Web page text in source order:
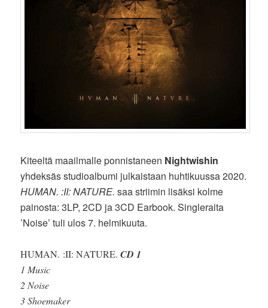
Kiteeltä maailmalle ponnistaneen Nightwishin
yhdeksäs studioalbumi julkaistaan huhtikuussa 2020.
HUMAN. :II: NATURE.saa striimin lisäksi kolme
painosta: 3LP, 2CD ja 3CD Earbook. Singleraita
’Noise’ tuli ulos 7. helmikuuta.
HUMAN. :II: NATURE.CD 1
1 Music
2 Noise
3 Shoemaker